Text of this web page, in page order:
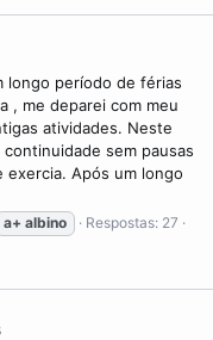
longo período de férias
, me deparei com meu
atividades. Neste
sem pausas
exercia. Após um longo
a+ albino
Respostas: 27